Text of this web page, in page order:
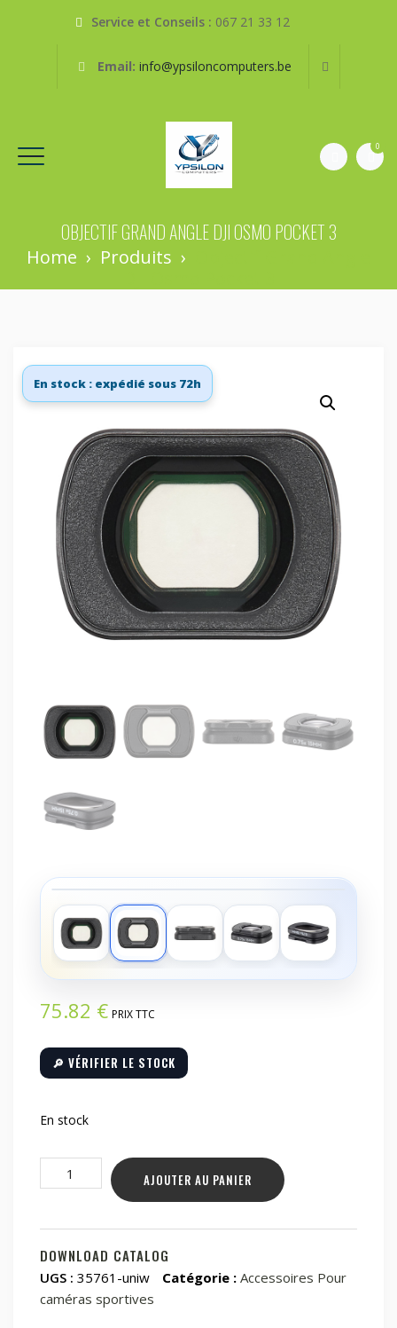
Service et Conseils : 067 21 33 12
Email: info@ypsiloncomputers.be
0
OBJECTIF GRAND ANGLE DJI OSMO POCKET 3
Home › Produits ›
En stock : expédié sous 72h
‹ ›
75.82 € PRIX TTC
🔎 VÉRIFIER LE STOCK
En stock
quantité
de
Grand
Angle
DJI
Osmo
AJOUTER AU PANIER
DOWNLOAD CATALOG
UGS : 35761-uniw Catégorie : Accessoires Pour
caméras sportives